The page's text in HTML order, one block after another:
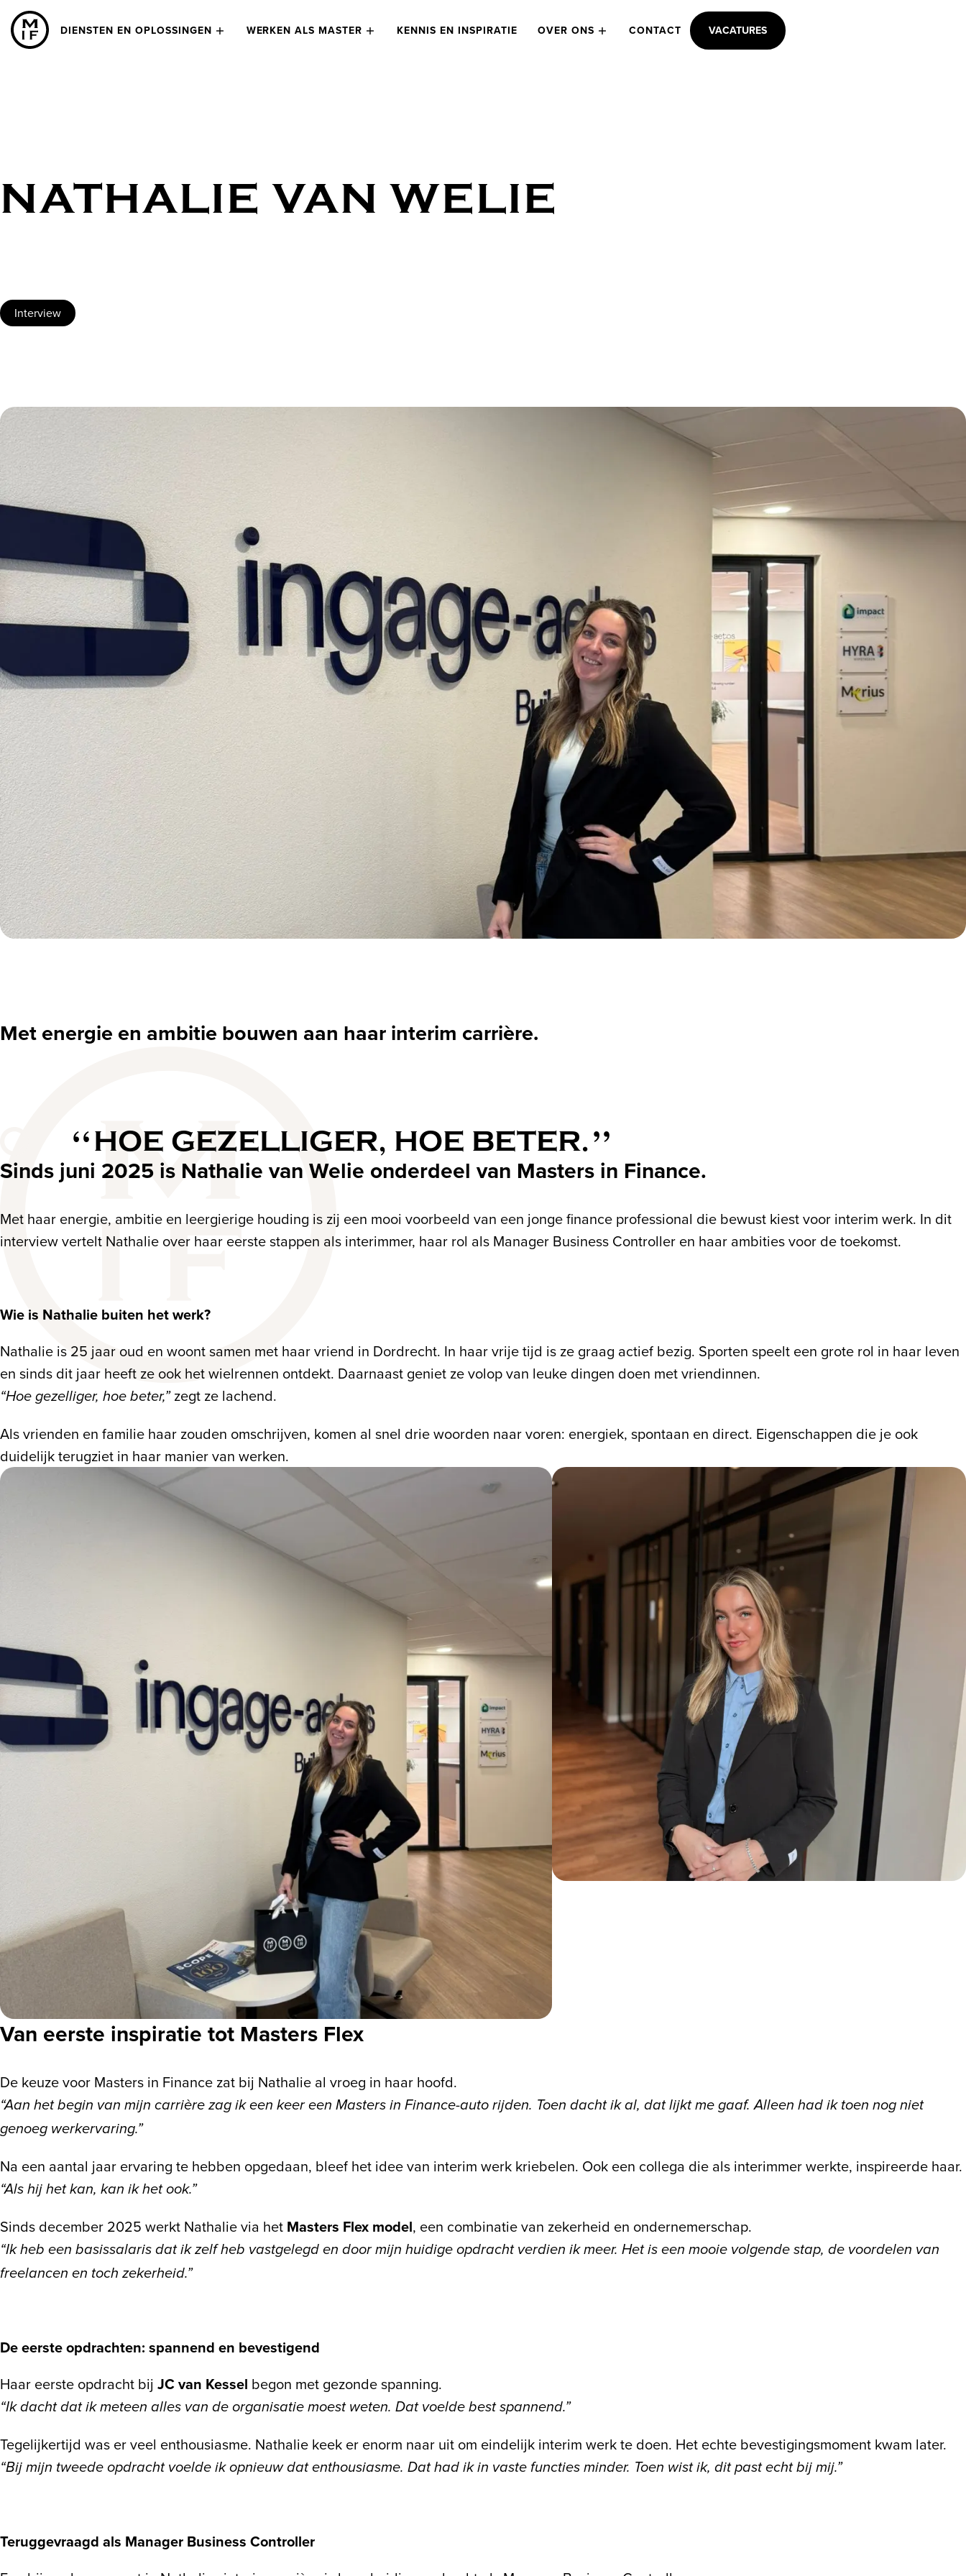
DIENSTEN EN OPLOSSINGEN WERKEN ALS MASTER KENNIS EN INSPIRATIE OVER ONS CONTACT VACATURES
NATHALIE VAN WELIE
Interview
Met energie en ambitie bouwen aan haar interim carrière.
HOE GEZELLIGER, HOE BETER.
Sinds juni 2025 is Nathalie van Welie onderdeel van Masters in Finance.
Met haar energie, ambitie en leergierige houding is zij een mooi voorbeeld van een jonge finance professional die bewust kiest voor interim werk. In dit
interview vertelt Nathalie over haar eerste stappen als interimmer, haar rol als Manager Business Controller en haar ambities voor de toekomst.
Wie is Nathalie buiten het werk?
Nathalie is 25 jaar oud en woont samen met haar vriend in Dordrecht. In haar vrije tijd is ze graag actief bezig. Sporten speelt een grote rol in haar leven
en sinds dit jaar heeft ze ook het wielrennen ontdekt. Daarnaast geniet ze volop van leuke dingen doen met vriendinnen.
“Hoe gezelliger, hoe beter,” zegt ze lachend.
Als vrienden en familie haar zouden omschrijven, komen al snel drie woorden naar voren: energiek, spontaan en direct. Eigenschappen die je ook
duidelijk terugziet in haar manier van werken.
Van eerste inspiratie tot Masters Flex
De keuze voor Masters in Finance zat bij Nathalie al vroeg in haar hoofd.
“Aan het begin van mijn carrière zag ik een keer een Masters in Finance-auto rijden. Toen dacht ik al, dat lijkt me gaaf. Alleen had ik toen nog niet
genoeg werkervaring.”
Na een aantal jaar ervaring te hebben opgedaan, bleef het idee van interim werk kriebelen. Ook een collega die als interimmer werkte, inspireerde haar.
“Als hij het kan, kan ik het ook.”
Sinds december 2025 werkt Nathalie via het Masters Flex model, een combinatie van zekerheid en ondernemerschap.
“Ik heb een basissalaris dat ik zelf heb vastgelegd en door mijn huidige opdracht verdien ik meer. Het is een mooie volgende stap, de voordelen van
freelancen en toch zekerheid.”
De eerste opdrachten: spannend en bevestigend
Haar eerste opdracht bij JC van Kessel begon met gezonde spanning.
“Ik dacht dat ik meteen alles van de organisatie moest weten. Dat voelde best spannend.”
Tegelijkertijd was er veel enthousiasme. Nathalie keek er enorm naar uit om eindelijk interim werk te doen. Het echte bevestigingsmoment kwam later.
“Bij mijn tweede opdracht voelde ik opnieuw dat enthousiasme. Dat had ik in vaste functies minder. Toen wist ik, dit past echt bij mij.”
Teruggevraagd als Manager Business Controller